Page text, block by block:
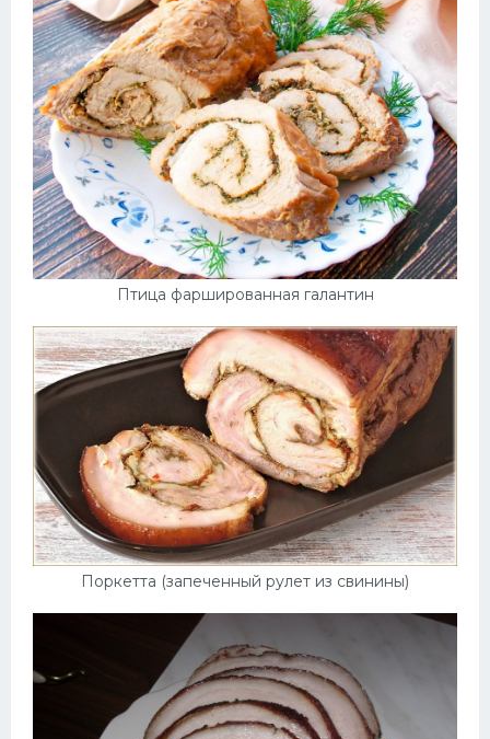
Птица фаршированная галантин
Поркетта (запеченный рулет из свинины)